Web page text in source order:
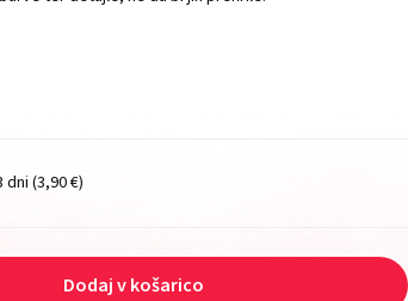
dni (3,90 €)
Dodaj v košarico